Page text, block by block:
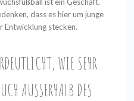
dass es hier um junge
Entwicklung stecken.
WIE SEHR
AUSSERHALB DES NL